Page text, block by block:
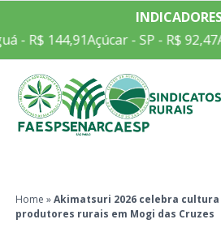
144,91Açúcar - SP - R$ 92,47
Home »Akimatsuri 2026 celebra
produtores rurais em Mogi das Cruzes